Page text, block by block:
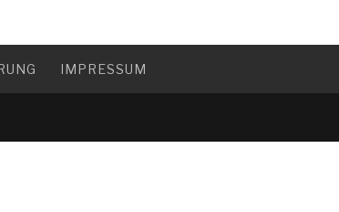
IMPRESSUM